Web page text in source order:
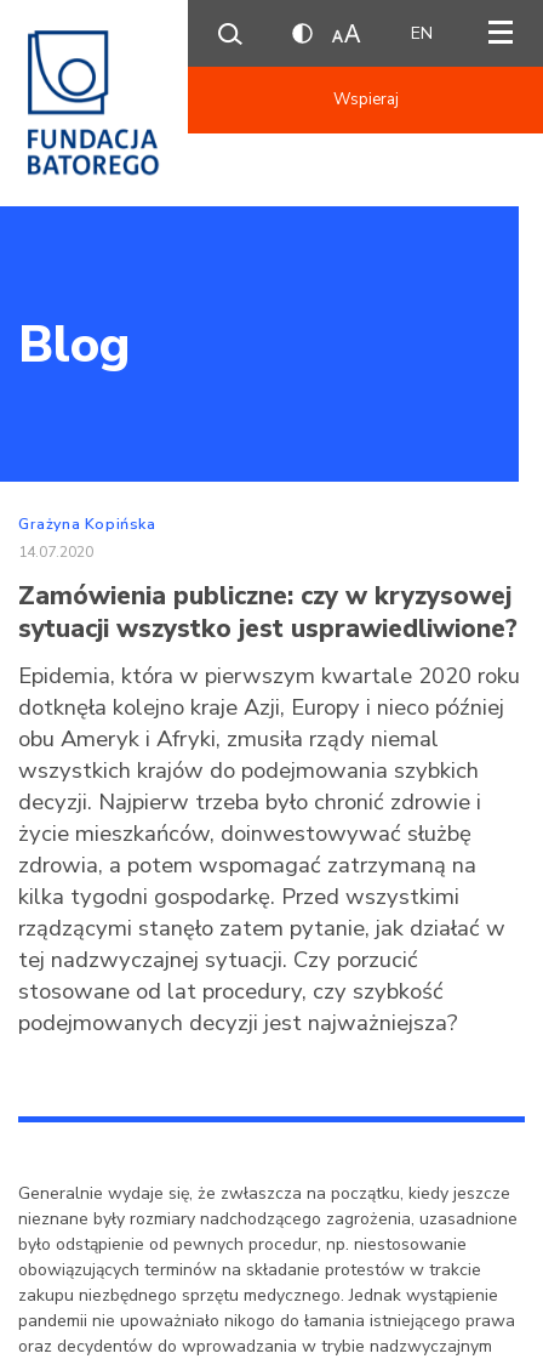
EN
Wspieraj
Blog
Grażyna Kopińska
14.07.2020
Zamówienia publiczne: czy w kryzysowej
sytuacji wszystko jest usprawiedliwione?
Epidemia, która w pierwszym kwartale 2020 roku
dotknęła kolejno kraje Azji, Europy i nieco później
obu Ameryk i Afryki, zmusiła rządy niemal
wszystkich krajów do podejmowania szybkich
decyzji. Najpierw trzeba było chronić zdrowie i
życie mieszkańców, doinwestowywać służbę
zdrowia, a potem wspomagać zatrzymaną na
kilka tygodni gospodarkę. Przed wszystkimi
rządzącymi stanęło zatem pytanie, jak działać w
tej nadzwyczajnej sytuacji. Czy porzucić
stosowane od lat procedury, czy szybkość
podejmowanych decyzji jest najważniejsza?
Generalnie wydaje się, że zwłaszcza na początku, kiedy jeszcze
nieznane były rozmiary nadchodzącego zagrożenia, uzasadnione
było odstąpienie od pewnych procedur, np. niestosowanie
obowiązujących terminów na składanie protestów w trakcie
zakupu niezbędnego sprzętu medycznego. Jednak wystąpienie
pandemii nie upoważniało nikogo do łamania istniejącego prawa
oraz decydentów do wprowadzania w trybie nadzwyczajnym